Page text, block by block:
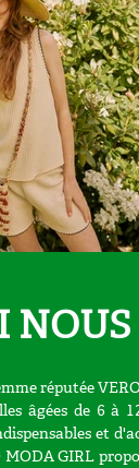
réputée
âgées de 6 à
et
GIRL